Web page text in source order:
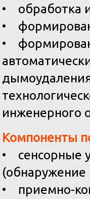
• обработка
•
•
инженерного
Компоненты
• сенсорные
(обнаружение
• приемно-